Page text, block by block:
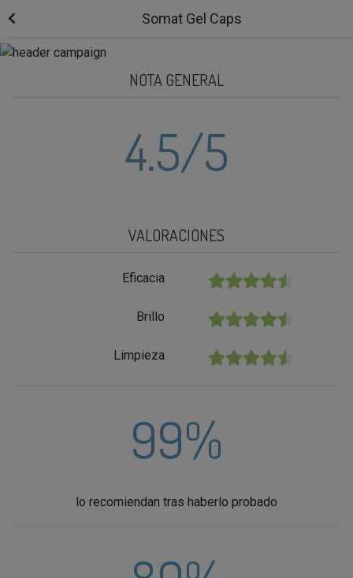
Somat Gel Caps
NOTA GENERAL
4.5/5
VALORACIONES
Eficacia ★★★★★
Brillo ★★★★★
Limpieza ★★★★★
99%
lo recomiendan tras haberlo probado